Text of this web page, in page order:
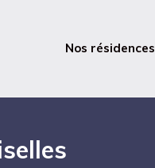
Nos résidences